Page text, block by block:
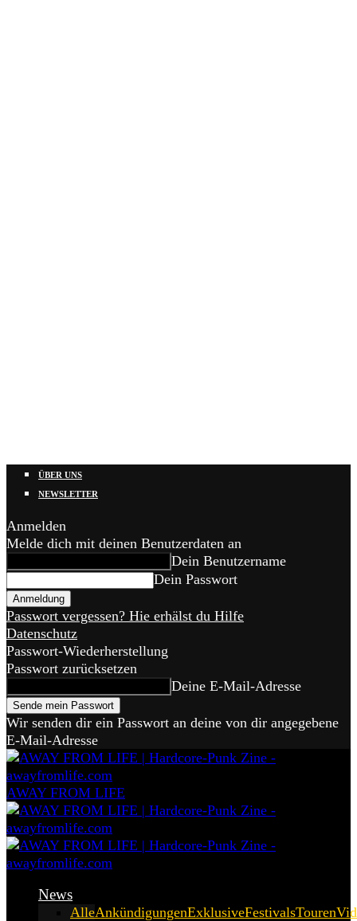
ÜBER UNS
NEWSLETTER
Anmelden
Melde dich mit deinen Benutzerdaten an
Dein Benutzername
Dein Passwort
Passwort vergessen? Hie erhälst du Hilfe
Datenschutz
Passwort-Wiederherstellung
Passwort zurücksetzen
Deine E-Mail-Adresse
Wir senden dir ein Passwort an deine von dir angegebene
E-Mail-Adresse
AWAY FROM LIFE
News
AlleAnkündigungenExklusiveFestivalsTouren